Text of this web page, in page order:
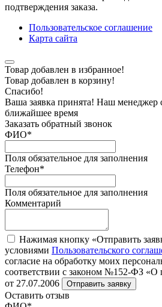
подтверждения заказа.
Пользовательское соглашение
Карта сайта
Товар добавлен в избранное!
Товар добавлен в корзину!
Спасибо!
Ваша заявка принята! Наш менеджер
ближайшее время
Заказать обратный звонок
ФИО*
Поля обязательное для заполнения
Телефон*
Поля обязательное для заполнения
Комментарий
Нажимая кнопку «Отправить
условиями Пользовательского
согласие на обработку моих
соответствии с законом №152-ФЗ «О
от 27.07.2006
Отправить заявку
Оставить отзыв